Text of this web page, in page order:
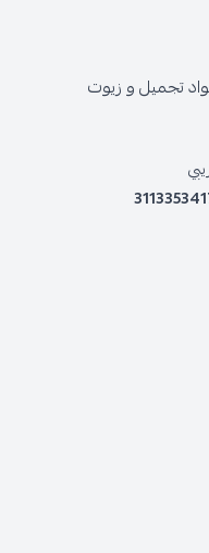
تجميل و زيوت